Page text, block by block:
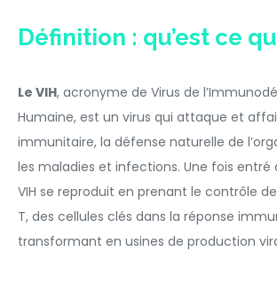
Définition : qu’est ce
Le VIH, acronyme de Virus de
Humaine, est un virus qui attaque et
immunitaire, la défense naturelle de
les maladies et infections. Une fois entré
VIH se reproduit en prenant le contrôle
T, des cellules clés dans la réponse
transformant en usines de production